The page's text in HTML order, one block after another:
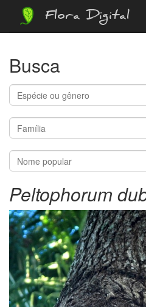
Flora Digital
Busca
Peltophorum